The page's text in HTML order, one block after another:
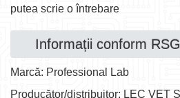
putea scrie o întrebare
Informații conform
Marcă: Professional Lab
Producător/distribuitor: LEC VET